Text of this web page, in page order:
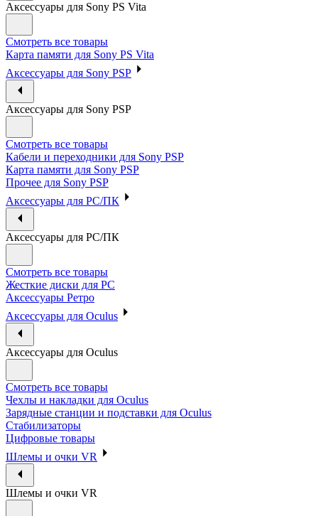
Аксессуары для Sony PS Vita
Смотреть все товары
Карта памяти для Sony PS Vita
Аксессуары для Sony PSP
Аксессуары для Sony PSP
Смотреть все товары
Кабели и переходники для Sony PSP
Карта памяти для Sony PSP
Прочее для Sony PSP
Аксессуары для PC/ПК
Аксессуары для PC/ПК
Смотреть все товары
Жесткие диски для PC
Аксессуары Ретро
Аксессуары для Oculus
Аксессуары для Oculus
Смотреть все товары
Чехлы и накладки для Oculus
Зарядные станции и подставки для Oculus
Стабилизаторы
Цифровые товары
Шлемы и очки VR
Шлемы и очки VR